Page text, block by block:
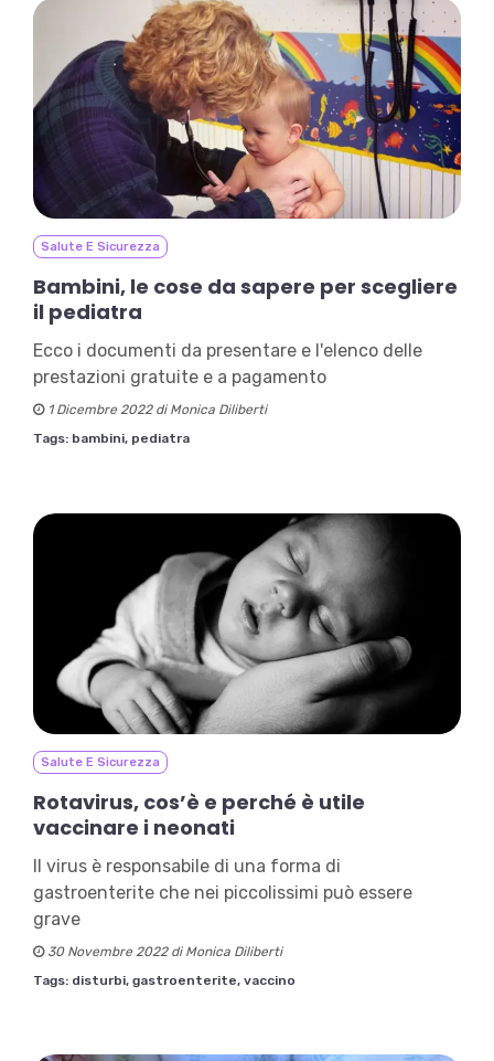
Salute E Sicurezza
Bambini, le cose da sapere per scegliere
il pediatra
Ecco i documenti da presentare e l'elenco delle
prestazioni gratuite e a pagamento
1 Dicembre 2022 di Monica Diliberti
Tags: bambini, pediatra
Salute E Sicurezza
Rotavirus, cos’è e perché è utile
vaccinare i neonati
Il virus è responsabile di una forma di
gastroenterite che nei piccolissimi può essere
grave
30 Novembre 2022 di Monica Diliberti
Tags: disturbi, gastroenterite, vaccino